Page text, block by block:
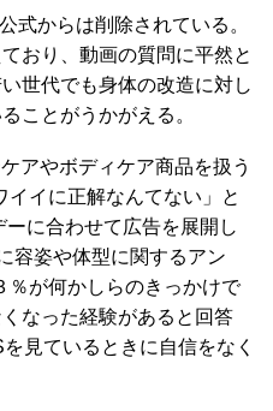
式からは削除されている。
おり、動画の質問に平然と
世代でも身体の改造に対し
ことがうかがえる。
アやボディケア商品を扱う
イに正解なんてない」と
に合わせて広告を展開し
容姿や体型に関するアン
％が何かしらのきっかけで
なった経験があると回答
見ているときに自信をなく